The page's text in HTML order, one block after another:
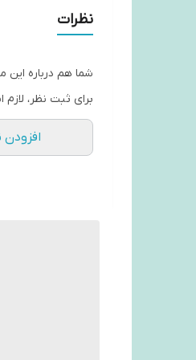
نظرات
شما هم درباره
برای ثبت نظر،
افزودن